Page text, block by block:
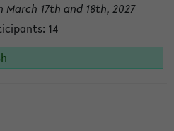
17th and 18th, 2027
14